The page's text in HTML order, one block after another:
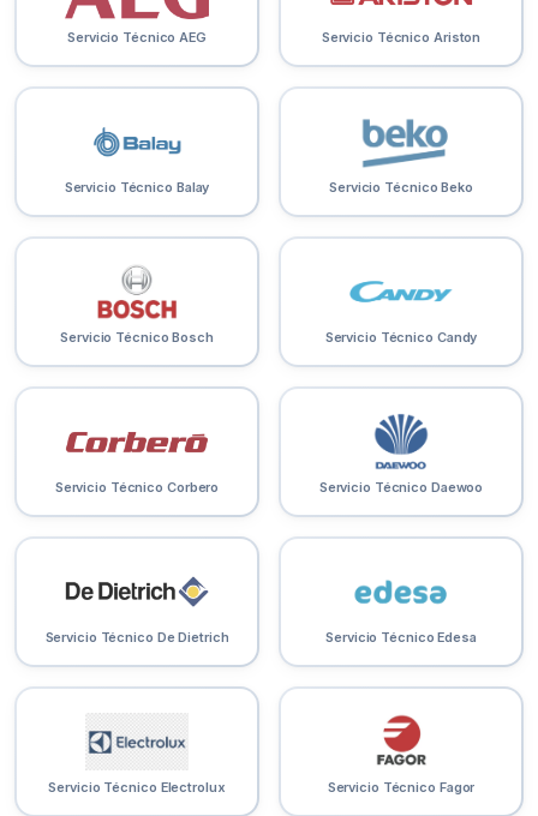
Servicio Técnico AEG Servicio Técnico Ariston
Servicio Técnico Balay Servicio Técnico Beko
Servicio Técnico Bosch Servicio Técnico Candy
Servicio Técnico Corbero Servicio Técnico Daewoo
Servicio Técnico De Dietrich Servicio Técnico Edesa
Servicio Técnico Electrolux Servicio Técnico Fagor